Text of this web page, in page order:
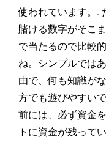
使われています。.
賭ける数字がそこ
で当たるので比較
ね。シンプルでは
由で、何も知識が
方でも遊びやすい
前には、必ず資金
トに資金が残って